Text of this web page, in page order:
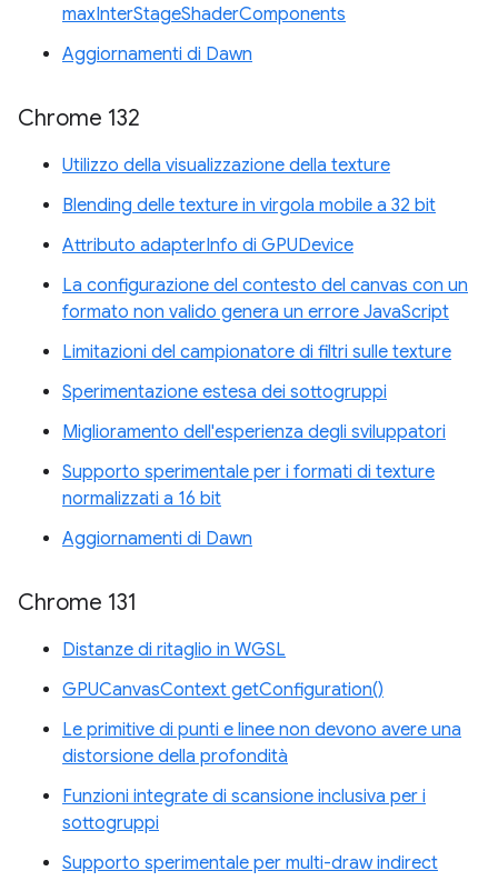
maxInterStageShaderComponents
Aggiornamenti di Dawn
Chrome 132
Utilizzo della visualizzazione della texture
Blending delle texture in virgola mobile a 32 bit
Attributo adapterInfo di GPUDevice
La configurazione del contesto del canvas con un
formato non valido genera un errore JavaScript
Limitazioni del campionatore di filtri sulle texture
Sperimentazione estesa dei sottogruppi
Miglioramento dell'esperienza degli sviluppatori
Supporto sperimentale per i formati di texture
normalizzati a 16 bit
Aggiornamenti di Dawn
Chrome 131
Distanze di ritaglio in WGSL
GPUCanvasContext getConfiguration()
Le primitive di punti e linee non devono avere una
distorsione della profondità
Funzioni integrate di scansione inclusiva per i
sottogruppi
Supporto sperimentale per multi-draw indirect